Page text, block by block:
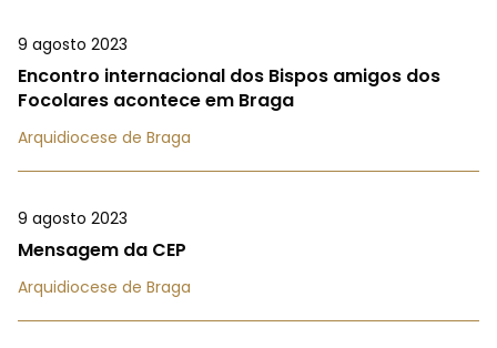
9 agosto 2023
Encontro internacional dos Bispos amigos dos
Focolares acontece em Braga
Arquidiocese de Braga
9 agosto 2023
Mensagem da CEP
Arquidiocese de Braga